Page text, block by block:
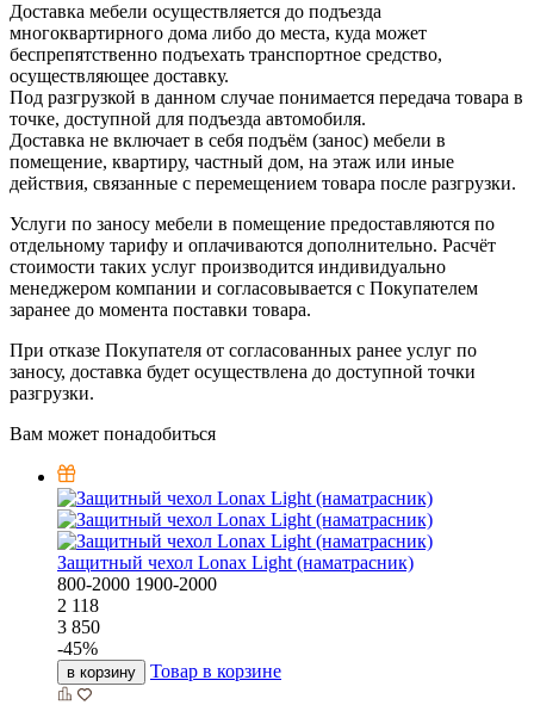
Доставка мебели осуществляется до подъезда
многоквартирного дома либо до места, куда может
беспрепятственно подъехать транспортное средство,
осуществляющее доставку.
Под разгрузкой в данном случае понимается передача товара в
точке, доступной для подъезда автомобиля.
Доставка не включает в себя подъём (занос) мебели в
помещение, квартиру, частный дом, на этаж или иные
действия, связанные с перемещением товара после разгрузки.
Услуги по заносу мебели в помещение предоставляются по
отдельному тарифу и оплачиваются дополнительно. Расчёт
стоимости таких услуг производится индивидуально
менеджером компании и согласовывается с Покупателем
заранее до момента поставки товара.
При отказе Покупателя от согласованных ранее услуг по
заносу, доставка будет осуществлена до доступной точки
разгрузки.
Вам может понадобиться
Защитный чехол Lonax Light (наматрасник)
800-2000 1900-2000
2 118
3 850
-45%
в корзину Товар в корзине